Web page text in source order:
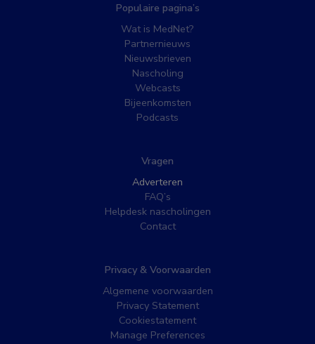
Populaire pagina’s
Wat is MedNet?
Partnernieuws
Nieuwsbrieven
Nascholing
Webcasts
Bijeenkomsten
Podcasts
Vragen
Adverteren
FAQ’s
Helpdesk nascholingen
Contact
Privacy & Voorwaarden
Algemene voorwaarden
Privacy Statement
Cookiestatement
Manage Preferences